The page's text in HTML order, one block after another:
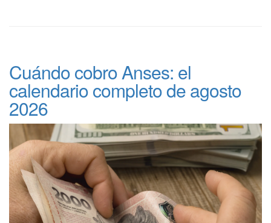
Cuándo cobro Anses: el
calendario completo de agosto
2026